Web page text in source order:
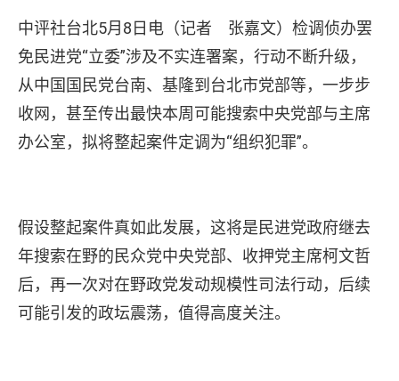
中评社台北5月8日电（记者 张嘉文）检调侦办罢
免民进党“立委”涉及不实连署案，行动不断升级，
从中国国民党台南、基隆到台北市党部等，一步步
收网，甚至传出最快本周可能搜索中央党部与主席
办公室，拟将整起案件定调为“组织犯罪”。
假设整起案件真如此发展，这将是民进党政府继去
年搜索在野的民众党中央党部、收押党主席柯文哲
后，再一次对在野政党发动规模性司法行动，后续
可能引发的政坛震荡，值得高度关注。